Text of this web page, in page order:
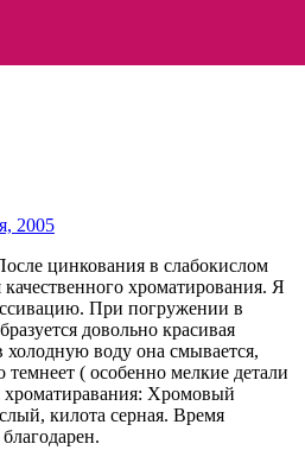
2005
цинкования в слабокислом
качественного хроматирования. Я
При погружении в
довольно красивая
воду она смывается,
( особенно мелкие детали
Хромовый
килота серная. Время